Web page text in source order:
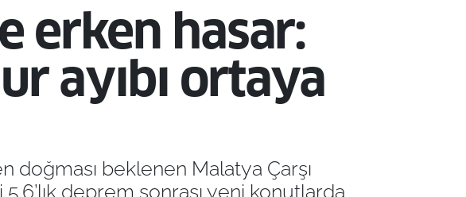
erken hasar:
ayıbı ortaya
doğması beklenen Malatya Çarşı
deprem sonrası yeni konutlarda